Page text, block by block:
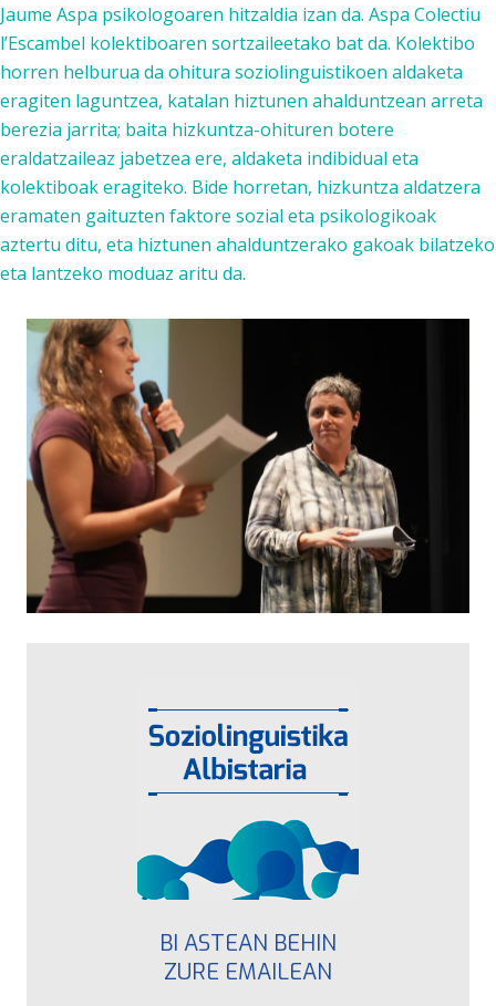
Jaume Aspa psikologoaren hitzaldia izan da. Aspa Colectiu
l’Escambel kolektiboaren sortzaileetako bat da. Kolektibo
horren helburua da ohitura soziolinguistikoen aldaketa
eragiten laguntzea, katalan hiztunen ahalduntzean arreta
berezia jarrita; baita hizkuntza-ohituren botere
eraldatzaileaz jabetzea ere, aldaketa indibidual eta
kolektiboak eragiteko. Bide horretan, hizkuntza aldatzera
eramaten gaituzten faktore sozial eta psikologikoak
aztertu ditu, eta hiztunen ahalduntzerako gakoak bilatzeko
eta lantzeko moduaz aritu da.
BI ASTEAN BEHIN
ZURE EMAILEAN